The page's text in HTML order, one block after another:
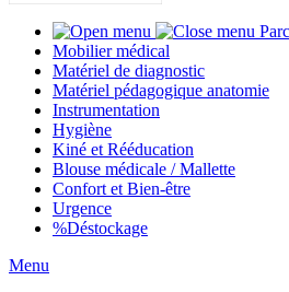
Mobilier médical
Matériel de diagnostic
Matériel pédagogique anatomie
Instrumentation
Hygiène
Kiné et Rééducation
Blouse médicale / Mallette
Confort et Bien-être
Urgence
%Déstockage
Menu